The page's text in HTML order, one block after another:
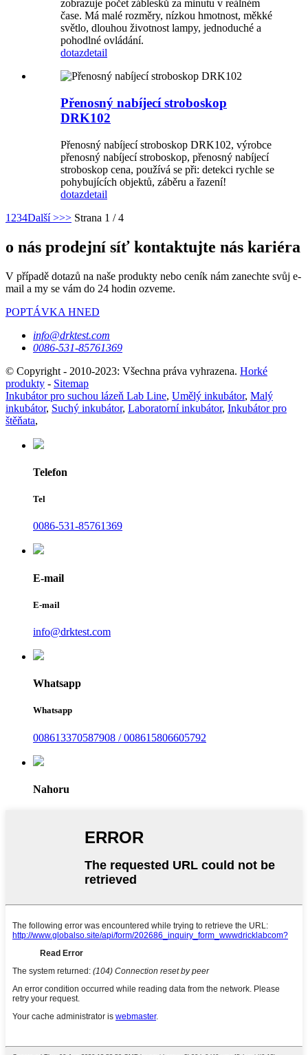
zobrazuje počet záblesků za minutu v reálném
čase. Má malé rozměry, nízkou hmotnost, měkké
světlo, dlouhou životnost lampy, jednoduché a
pohodlné ovládání.
dotazdetail
Přenosný nabíjecí stroboskop
DRK102
Přenosný nabíjecí stroboskop DRK102, výrobce
přenosný nabíjecí stroboskop, přenosný nabíjecí
stroboskop cena, používá se při: detekci rychle se
pohybujících objektů, záběru a řazení!
dotazdetail
1 234Další >>> Strana 1 / 4
o nás prodejní síť kontaktujte nás kariéra
V případě dotazů na naše produkty nebo ceník nám zanechte svůj e-
mail a my se vám do 24 hodin ozveme.
POPTÁVKA HNED
info@drktest.com
0086-531-85761369
© Copyright - 2010-2023: Všechna práva vyhrazena. Horké
produkty - Sitemap
Inkubátor pro suchou lázeň Lab Line, Umělý inkubátor, Malý
inkubátor, Suchý inkubátor, Laboratorní inkubátor, Inkubátor pro
štěňata,
Telefon
Tel
0086-531-85761369
E-mail
E-mail
info@drktest.com
Whatsapp
Whatsapp
008613370587908 / 008615806605792
Nahoru